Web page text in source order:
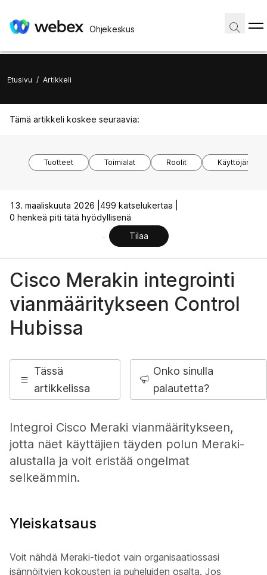
Ohjekeskus
Etusivu / Artikkeli
Tämä artikkeli koskee seuraavia:
Tuotteet Toimialat Roolit
13. maaliskuuta 2026 | 499 katselukertaa |
0 henkeä piti tätä hyödyllisenä
Tilaa
Cisco Merakin integrointi
vianmääritykseen Control
Hubissa
Tässä
artikkelissa
Onko sinulla
palautetta?
Integroi Cisco Meraki vianmääritykseen,
jotta näet käyttäjien täyden polun Meraki-
alustalla ja voit eristää ongelmat
selkeämmin.
Yleiskatsaus
Voit nähdä Meraki-tiedot vain organisaatiossasi
isännöityjen kokousten ja puheluiden osalta. Jos